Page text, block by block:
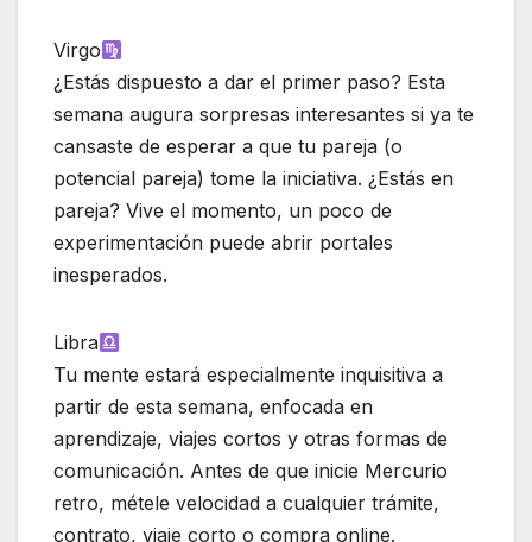
Virgo
¿Estás dispuesto a dar el primer paso? Esta
semana augura sorpresas interesantes si ya te
cansaste de esperar a que tu pareja (o
potencial pareja) tome la iniciativa. ¿Estás en
pareja? Vive el momento, un poco de
experimentación puede abrir portales
inesperados.
Libra
Tu mente estará especialmente inquisitiva a
partir de esta semana, enfocada en
aprendizaje, viajes cortos y otras formas de
comunicación. Antes de que inicie Mercurio
retro, métele velocidad a cualquier trámite,
contrato, viaje corto o compra online.